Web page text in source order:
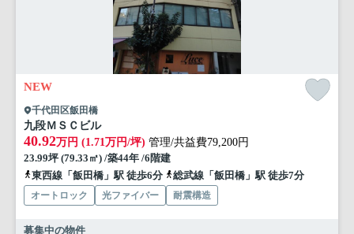
NEW
千代田区飯田橋
九段ＭＳＣビル
40.92万円 (1.71万円/坪) 管理/共益費79,200円
23.99坪 (79.33㎡) /築44年 /6階建
東西線「飯田橋」駅 徒歩6分
総武線「飯田橋」駅 徒歩7分
オートロック 光ファイバー 耐震構造
募集中の物件